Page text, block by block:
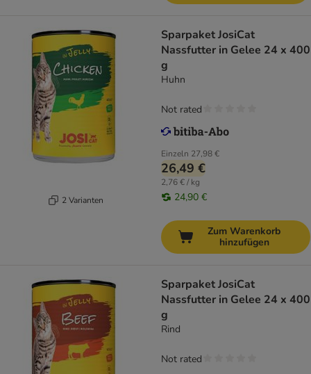
2 Varianten
Sparpaket JosiCat
Nassfutter in Gelee 24 x 400
g
Huhn
Einzeln 27,98 €
26,49 €
2,76 € / kg
24,90 €
Not rated
Zum Warenkorb
hinzufügen
Sparpaket JosiCat
Nassfutter in Gelee 24 x 400
g
Rind
Not rated